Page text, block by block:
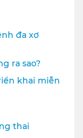
đa xơ
ra sao?
khai miễn
thai